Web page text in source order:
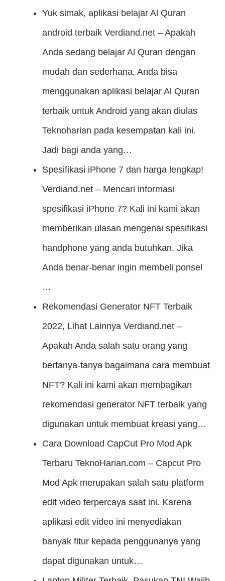
Yuk simak, aplikasi belajar Al Quran
android terbaik Verdiand.net – Apakah
Anda sedang belajar Al Quran dengan
mudah dan sederhana, Anda bisa
menggunakan aplikasi belajar Al Quran
terbaik untuk Android yang akan diulas
Teknoharian pada kesempatan kali ini.
Jadi bagi anda yang…
Spesifikasi iPhone 7 dan harga lengkap!
Verdiand.net – Mencari informasi
spesifikasi iPhone 7? Kali ini kami akan
memberikan ulasan mengenai spesifikasi
handphone yang anda butuhkan. Jika
Anda benar-benar ingin membeli ponsel
…
Rekomendasi Generator NFT Terbaik
2022, Lihat Lainnya Verdiand.net –
Apakah Anda salah satu orang yang
bertanya-tanya bagaimana cara membuat
NFT? Kali ini kami akan membagikan
rekomendasi generator NFT terbaik yang
digunakan untuk membuat kreasi yang…
Cara Download CapCut Pro Mod Apk
Terbaru TeknoHarian.com – Capcut Pro
Mod Apk merupakan salah satu platform
edit video terpercaya saat ini. Karena
aplikasi edit video ini menyediakan
banyak fitur kepada penggunanya yang
dapat digunakan untuk…